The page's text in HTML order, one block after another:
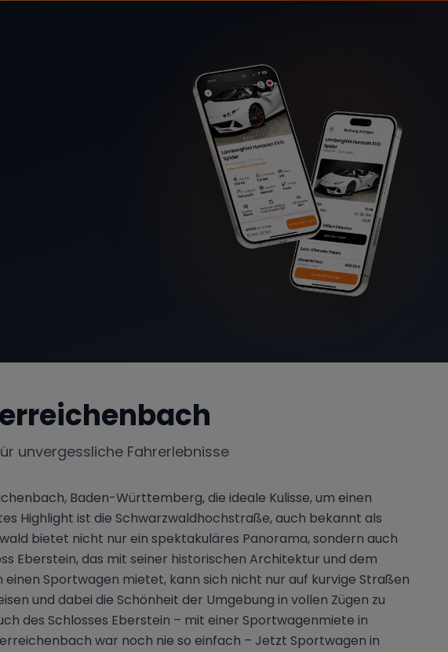
unvergessliche Fahrerlebnisse
Baden-Württemberg, die ideale Kulisse, um einen
Highlight ist die Schwarzwaldhochstraße, auch bekannt als
bietet nicht nur ein spektakuläres Panorama, sondern auch
Eberstein, das mit seiner historischen Architektur und dem
Sportwagen mietet, kann sich nicht nur auf kurvige Straßen
und dabei die Schönheit der Umgebung in vollen Zügen zu
des Schlosses Eberstein – mit einer Sportwagenmiete in
war noch nie so einfach – Jetzt Sportwagen in